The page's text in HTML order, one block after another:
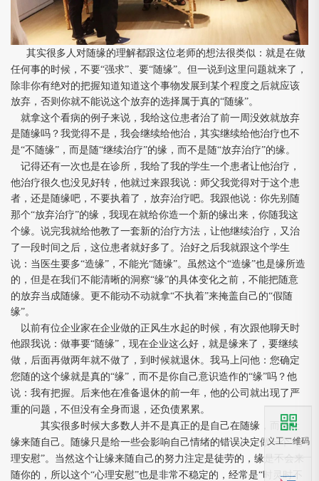
其实很多 ⼈ 对随缘的理解都跟这位⽼师的想法很类似：就是在做
任何事的时候，不要“强求”、要“随缘”。但⼀说到这⾥ 问题就来了，
除⾮你有绝对的把握知道知道这个事物发展到某个程度之后就应该
放弃，否则你就不能说这个放弃的选择属于真的“随缘”。
就拿这个看病的例⼦来说，我给这位患者治了前⼀周没效就放弃
是随缘吗？我觉得不是，我会继续给他治，其实继续给他治疗也不
是“不随缘”，⽽是随“继续治疗”的缘，⽽不是随“放弃治疗”的缘。
记得还有⼀次也是在诊所，我给了我的学⽣⼀个患者让他治疗，
他治疗很久也没 ⻅好转，他就过来跟我说：师⽗我觉得对于这个患
者，还是随缘吧，不要执着了，放弃治疗吧。我跟他说：你先别随
那个“放弃治疗”的缘，我现在就给你造⼀个新的缘出来，你随我这
个缘。说完我就给他教了⼀套新的治疗⽅法，让他继续治疗， ⼜治
了⼀段时间之后，这位患者就好多了。治好之后我就跟这个学⽣
说：当医⽣要多“造缘”，不能光“随缘”。虽然这个“造缘”也是缘所造
的，但是在我们不能清晰的洞察“缘”的具体变化之前，不能把随意
的放弃当成随缘。更不能动不动就拿“不执着”来掩盖 ⾃⼰的“假随
缘”。
以前有位企业家在企业做的正 ⻛⽣⽔起的时候，有次跟他聊天时
他跟我说：做事要“随缘”，现在企业这么好，就是缘来了，要继续
做，后⾯再做两年就不做了，到时候就退休。我⻢ 上问他：您确定
您随的这个缘就是真的“缘”，⽽不是你⾃⼰意识造作的“缘”吗？他
说：我有把握。后来他在准备退休的前⼀年，他的公司就出现了严
重的问题，不但没有全身⽽退，还负债累累。
其实很多时候⼤多数 ⼈并不是真正的是 ⾃⼰在随缘，
是让
缘来随⾃⼰ 。随缘只是给⼀些会影响 ⾃⼰情绪的错误决定做⼀个“⼼
理安慰”。当然这个让缘来随⾃⼰的努⼒注定是徒劳的，缘是不会来
随你的，所以这个“⼼理安慰”也是⾮常不稳定的，经常是“时灵时不
义工二维码